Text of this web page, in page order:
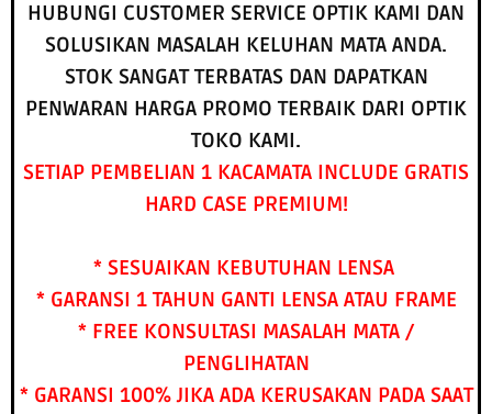
HUBUNGI CUSTOMER SERVICE OPTIK KAMI DAN
SOLUSIKAN MASALAH KELUHAN MATA ANDA.
STOK SANGAT TERBATAS DAN DAPATKAN
PENWARAN HARGA PROMO TERBAIK DARI OPTIK
TOKO KAMI.
SETIAP PEMBELIAN 1 KACAMATA INCLUDE GRATIS
HARD CASE PREMIUM!
* SESUAIKAN KEBUTUHAN LENSA
* GARANSI 1 TAHUN GANTI LENSA ATAU FRAME
* FREE KONSULTASI MASALAH MATA /
PENGLIHATAN
* GARANSI 100% JIKA ADA KERUSAKAN PADA SAAT